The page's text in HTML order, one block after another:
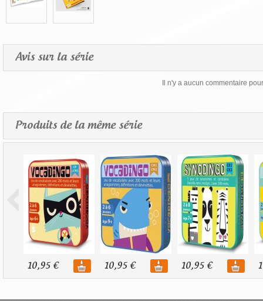
Avis sur la série
Il n'y a aucun commentaire
Produits de la même série
10,95 € 10,95 € 10,95 €